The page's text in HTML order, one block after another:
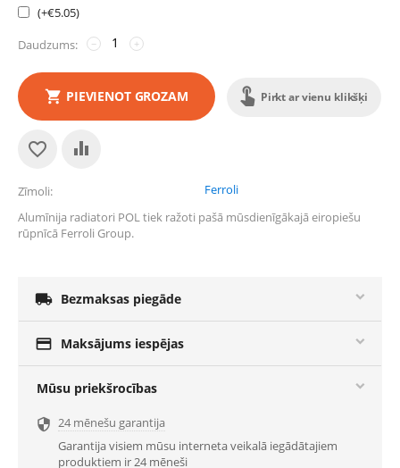
(+€5.05)
Daudzums:
+
−
PIEVIENOT GROZAM Pirkt ar vienu klikšķi
Zīmoli
Ferroli
Alumīnija radiatori POL tiek ražoti pašā mūsdienīgākajā eiropiešu
rūpnīcā Ferroli Group.
 Bezmaksas piegāde
 Maksājums iespējas
Mūsu priekšrocības
 24 mēnešu garantija
Garantija visiem mūsu interneta veikalā iegādātajiem
produktiem ir 24 mēneši